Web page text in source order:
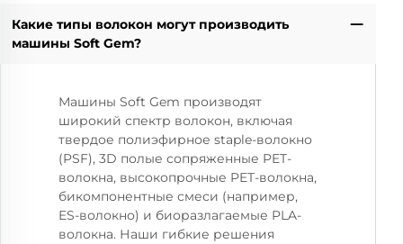
Какие типы волокон могут производить
машины Soft Gem?
Машины Soft Gem производят
широкий спектр волокон, включая
твердое полиэфирное staple-волокно
(PSF), 3D полые сопряженные PET-
волокна, высокопрочные PET-волокна,
бикомпонентные смеси (например,
ES-волокно) и биоразлагаемые PLA-
волокна. Наши гибкие решения